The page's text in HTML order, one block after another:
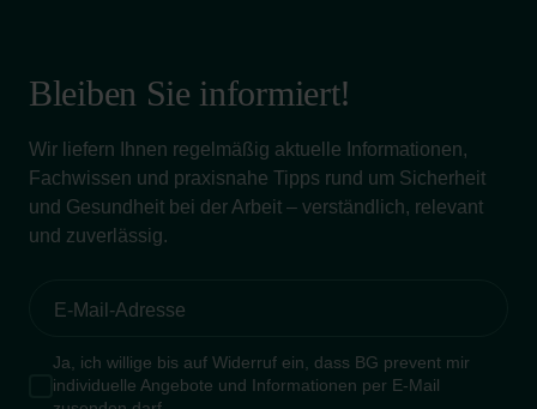
Bleiben Sie informiert!
Wir liefern Ihnen regelmäßig aktuelle Informationen,
Fachwissen und praxisnahe Tipps rund um Sicherheit
und Gesundheit bei der Arbeit – verständlich, relevant
und zuverlässig.
Ja, ich willige bis auf Widerruf ein, dass BG prevent mir
individuelle Angebote und Informationen per E-Mail